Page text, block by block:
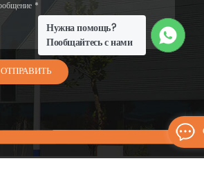
Нужна помощь?
Пообщайтесь с нами
ОТПРАВИТЬ